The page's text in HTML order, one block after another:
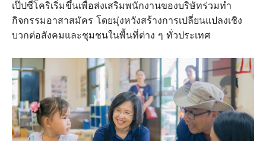
เป๊ปซี่โคริเริ่มขึ้นเพื่อส่งเสริมพนักงานของบริษัทร่วมทำ
กิจกรรมอาสาสมัคร โดยมุ่งหวังสร้างการเปลี่ยนแปลงเชิง
บวกต่อสังคมและชุมชนในพื้นที่ต่าง ๆ ทั่วประเทศ